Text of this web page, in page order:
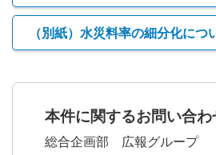
（別紙）水災料率の細分化につ
本件に関するお問い合
総合企画部 広報グループ